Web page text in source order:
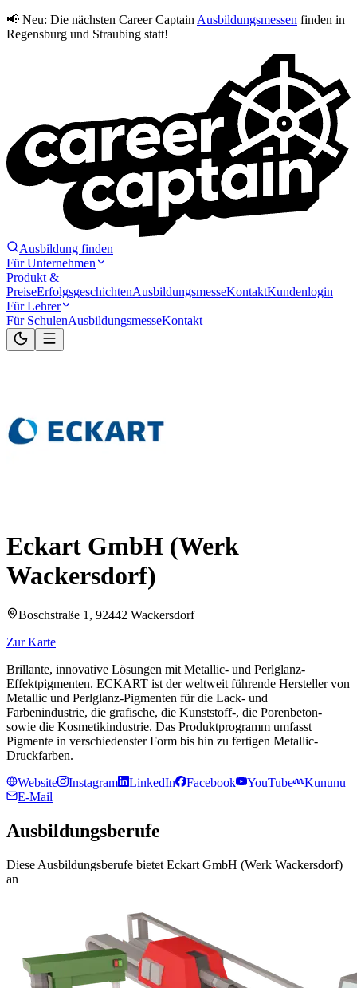
📢 Neu: Die nächsten Career Captain Ausbildungsmessen finden in
Regensburg und Straubing statt!
Ausbildung finden
Für Unternehmen
Produkt &
PreiseErfolgsgeschichtenAusbildungsmesseKontaktKundenlogin
Für Lehrer
Für SchulenAusbildungsmesseKontakt
Eckart GmbH (Werk
Wackersdorf)
Boschstraße 1, 92442 Wackersdorf
Zur Karte
Brillante, innovative Lösungen mit Metallic- und Perlglanz-
Effektpigmenten. ECKART ist der weltweit führende Hersteller von
Metallic und Perlglanz-Pigmenten für die Lack- und
Farbenindustrie, die grafische, die Kunststoff-, die Porenbeton-
sowie die Kosmetikindustrie. Das Produktprogramm umfasst
Pigmente in verschiedenster Form bis hin zu fertigen Metallic-
Druckfarben.
Website
Instagram LinkedIn Facebook YouTube
Kununu
E-Mail
Ausbildungsberufe
Diese Ausbildungsberufe bietet Eckart GmbH (Werk Wackersdorf)
an